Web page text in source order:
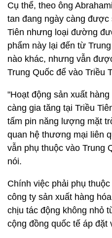
Cụ thể, theo ông
tan đang ngày càng
Tiên nhưng loại đường
phẩm này lại đến từ
nào khác, nhưng vẫn
Trung Quốc để vào Triều
"Hoạt động sản xuất
càng gia tăng tại Triều
tấm pin năng lượng mặt
quan hệ thương mại liên
vẫn phụ thuộc vào Trung
nói.
Chính việc phải phụ
công ty sản xuất hàng
chịu tác động không nhỏ
cộng đồng quốc tế áp đặt